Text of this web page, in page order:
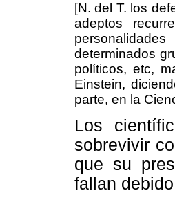
[N. del T. los
adeptos
determinados
políticos, etc,
Einstein,
parte, en la
Los
sobrevivir
que su
fallan